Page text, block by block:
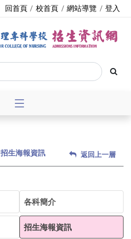
回首頁 校首頁 網站導覽 登入
招生海報資訊 返回上一層
各科簡介
招生海報資訊